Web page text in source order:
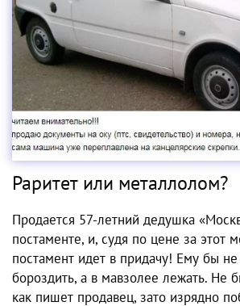
Раритет или металлолом?
Продается 57-летний дедушка
постаменте, и, судя по цене за этот
постамент идет в придачу! Ему бы не
бороздить, а в мавзолее лежать. Не
как пишет продавец, зато изрядно